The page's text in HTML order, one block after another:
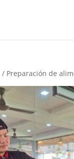
/ Preparación de